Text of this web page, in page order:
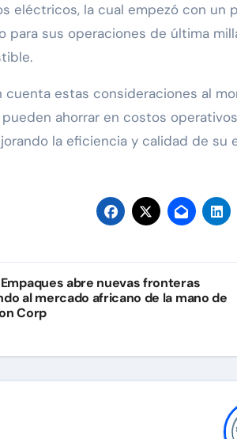
eléctricos, la cual empezó con
para sus operaciones de última
cuenta estas consideraciones al
ahorrar en costos
la eficiencia y calidad de
abre nuevas fronteras
al mercado africano de la mano de
Corp